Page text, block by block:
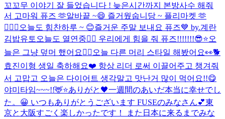
꼬꼬무 이야기 잘 들었습니다 ! 늦은시간까지 본방사수 해줘
서 고마워 퓨즈 🫶알바끝 ~😄 즐거웠숩니당 ~ 플리마켓 🫶
👨‍❤️‍👨 오늘도 힘찬하루 ~ 😊즐거운 주말 보내요 퓨즈💙 by.계란
김밥유토 오늘도 열연중❤️‍🔥 우리에게 힘을 줘 퓨즈!!!!!!!😎⭐️오
늘은 그냥 덮머 했어요✌🏻 오늘 다른 머리 스타일 해봤어요👀🐕
효진이형 생일 축하해요❤️ 항상 리더 로써 이끌어주고 챙겨줘
서 고맙고 오늘은 다이어트 생각말고 맛난거 많이 먹어요!!😋
야미타임~~~!!🦌⭐️ありがと🖤一週間のあいだ本当に幸せでし
た。😀 いつもありがとうございます FUSEのみなさん💕東
京と大阪すごく楽しかったです！ また日本に来るまでみな